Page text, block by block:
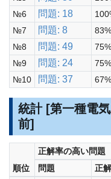
№6
問題: 18
№7
問題: 8 83%
№8
問題: 49 75%
№9
問題: 24 75%
№10
問題: 37 67%
統計 [第一種電
前]
順位
正解率の高い問題
問題
正